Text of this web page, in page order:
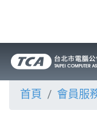
首頁 會員服